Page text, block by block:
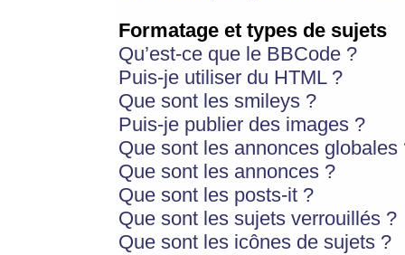
Formatage et types de sujets
Qu’est-ce que le BBCode ?
Puis-je utiliser du HTML ?
Que sont les smileys ?
Puis-je publier des images ?
Que sont les annonces globales
Que sont les annonces ?
Que sont les posts-it ?
Que sont les sujets verrouillés ?
Que sont les icônes de sujets ?